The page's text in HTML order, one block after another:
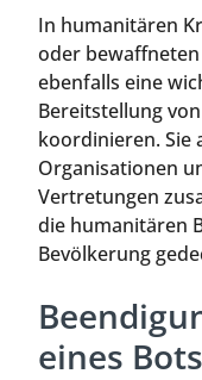
In humanitären
oder
ebenfalls eine
Bereitstellung
koordinieren. Sie
Organisationen
Vertretungen
die humanitären
Bevölkerung
eines